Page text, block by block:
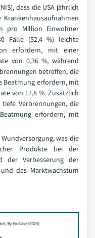
dass die USA jährlich
Krankenhausaufnahmen
pro Million Einwohner
Fälle (52,4 %) leichte
erfordern, mit einer
von 0,36 %, während
betreffen, die
Beatmung erfordern, mit
von 17,8 %. Zusätzlich
Verbrennungen, die
erfordern, mit
was die
Produkte bei der
der Verbesserung der
das Marktwachstum